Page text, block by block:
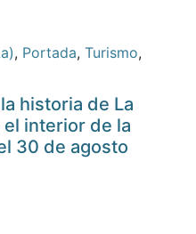
, Portada, Turismo,
historia de La
interior de la
30 de agosto